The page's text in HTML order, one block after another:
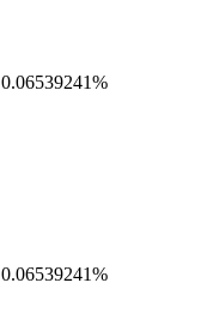
0.06539241%
0.06539241%